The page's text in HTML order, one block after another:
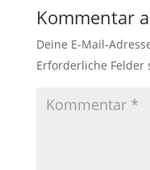
Kommentar
Deine E-Mail-
Erforderliche Felder